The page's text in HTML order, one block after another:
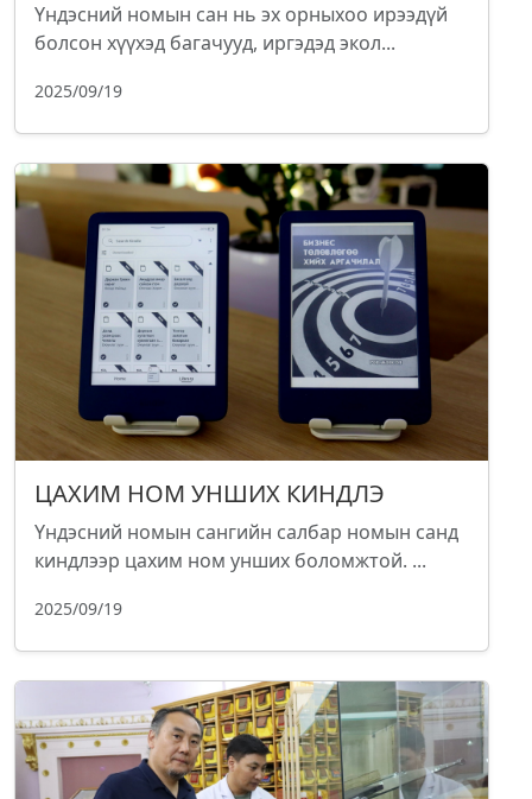
Үндэсний номын сан нь эх орныхоо ирээдүй
болсон хүүхэд багачууд, иргэдэд экол...
2025/09/19
ЦАХИМ НОМ УНШИХ КИНДЛЭ
Үндэсний номын сангийн салбар номын санд
киндлээр цахим ном унших боломжтой. ...
2025/09/19